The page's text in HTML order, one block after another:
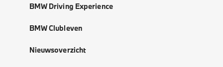
BMW Driving Experience
BMW Clubleven
Nieuwsoverzicht